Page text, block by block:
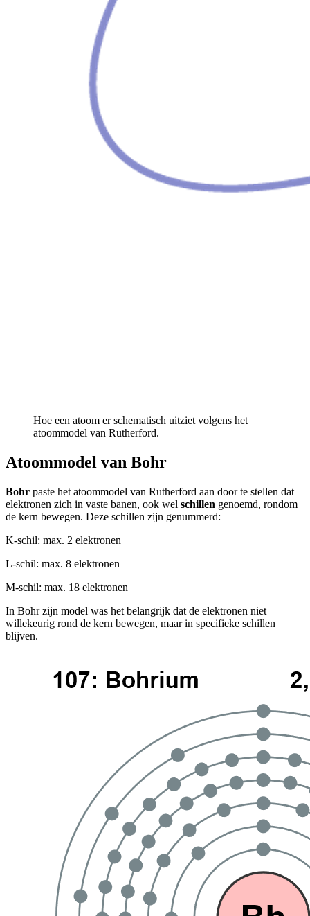
Hoe een atoom er schematisch uitziet volgens het
atoommodel van Rutherford.
Atoommodel van Bohr
Bohr paste het atoommodel van Rutherford aan door te stellen dat
elektronen zich in vaste banen, ook wel schillen genoemd, rondom
de kern bewegen. Deze schillen zijn genummerd:
K-schil: max. 2 elektronen
L-schil: max. 8 elektronen
M-schil: max. 18 elektronen
In Bohr zijn model was het belangrijk dat de elektronen niet
willekeurig rond de kern bewegen, maar in specifieke schillen
blijven.